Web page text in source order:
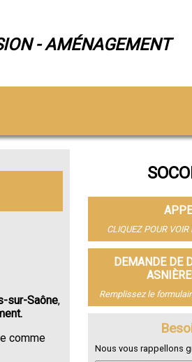
- AMÉNAGEMENT
sur-Saône,
comme
CLIQUEZ POUR
DEMANDE DE
Remplissez le
Nous vous rappellons